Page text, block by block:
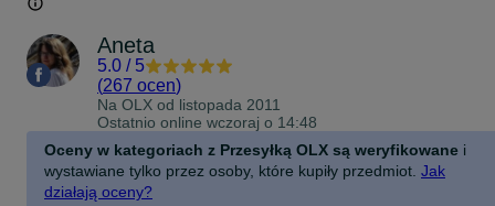
Aneta
5.0 / 5
(267 ocen)
Na OLX od listopada 2011
Ostatnio online wczoraj o 14:48
Oceny w kategoriach z Przesyłką OLX są weryfikowane i
wystawiane tylko przez osoby, które kupiły przedmiot. Jak
działają oceny?